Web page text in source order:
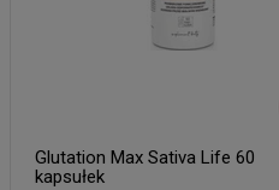
Glutation Max Sativa Life 60
kapsułek